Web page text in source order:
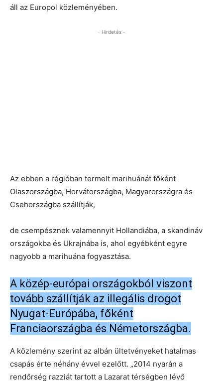
áll az Europol közleményében.
- Hirdetés -
Az ebben a régióban termelt marihuánát főként
Olaszországba, Horvátországba, Magyarországra és
Csehországba szállítják,
de csempésznek valamennyit Hollandiába, a skandináv
országokba és Ukrajnába is, ahol egyébként egyre
nagyobb a marihuána fogyasztása.
A közép-európai országokból viszont
tovább szállítják az illegális drogot
Nyugat-Európába, főként
Franciaországba és Németországba.
A közlemény szerint az albán ültetvényeket hatalmas
csapás érte néhány évvel ezelőtt. „2014 nyarán a
rendőrség razziát tartott a Lazarat térségben lévő